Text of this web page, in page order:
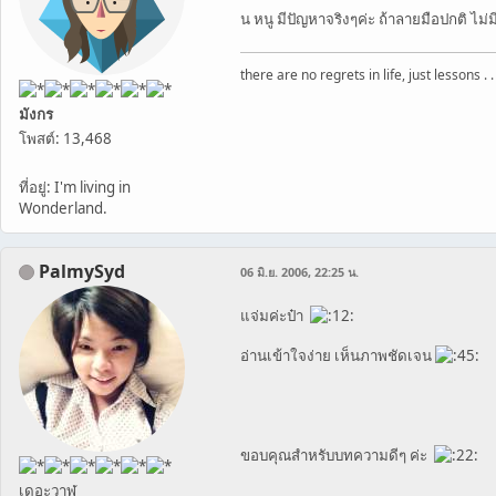
มังกร
โพสต์: 13,468
ที่อยู่: I'm living in
Wonderland.
น หนู มีปัญหาจริงๆค่ะ ถ้าลายมือปกติ ไม่
there are no regrets in life, just lessons . .
PalmySyd
เดอะวาฬ
06 มิ.ย. 2006, 22:25 น.
แจ่มค่ะป๋า
อ่านเข้าใจง่าย เห็นภาพชัดเจน
ขอบคุณสำหรับบทความดีๆ ค่ะ